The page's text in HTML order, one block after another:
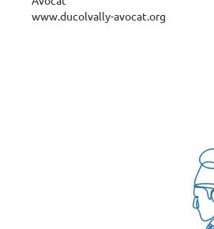
www.ducolvally-avocat.org